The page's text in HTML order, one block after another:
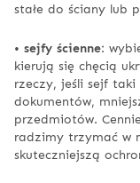
stałe do ściany lub
• sejfy ścienne:
kierują się chęcią
rzeczy, jeśli sejf taki
dokumentów,
przedmiotów.
radzimy trzymać w
skuteczniejszą